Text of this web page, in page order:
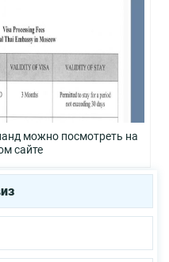
можно посмотреть на
сайте